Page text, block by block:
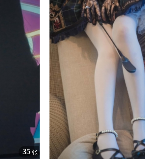
35 张